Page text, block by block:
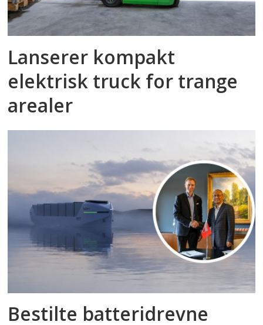
Lanserer kompakt
elektrisk truck for trange
arealer
Bestilte batteridrevne